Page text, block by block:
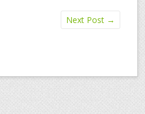
Next Post →